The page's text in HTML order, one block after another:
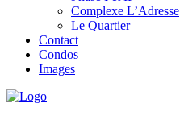
Complexe L’Adresse
Le Quartier
Contact
Condos
Images